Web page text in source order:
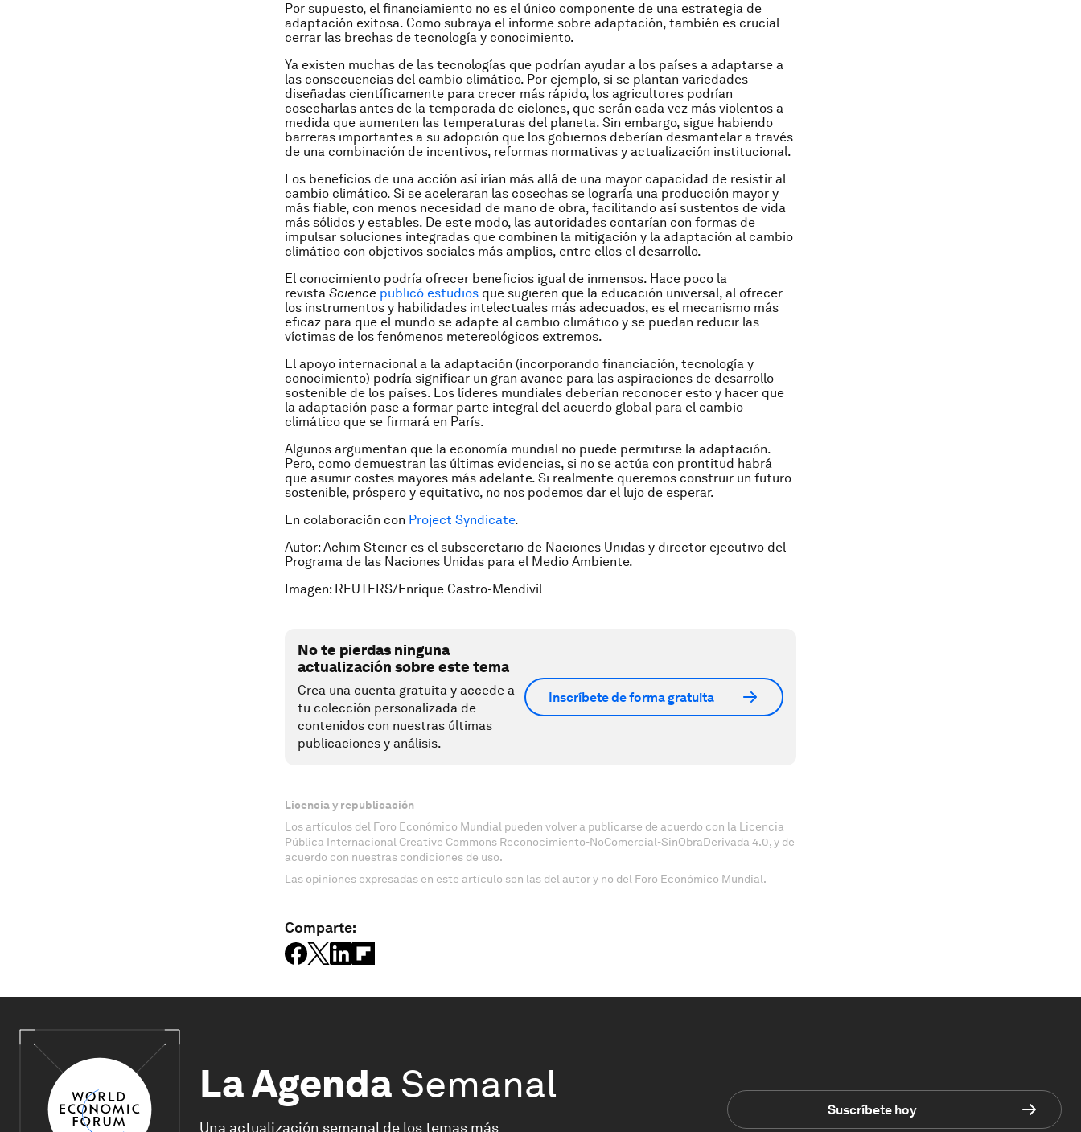
Por supuesto, el financiamiento no es el único componente de una estrategia de
adaptación exitosa. Como subraya el informe sobre adaptación, también es crucial
cerrar las brechas de tecnología y conocimiento.
Ya existen muchas de las tecnologías que podrían ayudar a los países a adaptarse a
las consecuencias del cambio climático. Por ejemplo, si se plantan variedades
diseñadas científicamente para crecer más rápido, los agricultores podrían
cosecharlas antes de la temporada de ciclones, que serán cada vez más violentos a
medida que aumenten las temperaturas del planeta. Sin embargo, sigue habiendo
barreras importantes a su adopción que los gobiernos deberían desmantelar a través
de una combinación de incentivos, reformas normativas y actualización institucional.
Los beneficios de una acción así irían más allá de una mayor capacidad de resistir al
cambio climático. Si se aceleraran las cosechas se lograría una producción mayor y
más fiable, con menos necesidad de mano de obra, facilitando así sustentos de vida
más sólidos y estables. De este modo, las autoridades contarían con formas de
impulsar soluciones integradas que combinen la mitigación y la adaptación al cambio
climático con objetivos sociales más amplios, entre ellos el desarrollo.
El conocimiento podría ofrecer beneficios igual de inmensos. Hace poco la
revista Science publicó estudios que sugieren que la educación universal, al ofrecer
los instrumentos y habilidades intelectuales más adecuados, es el mecanismo más
eficaz para que el mundo se adapte al cambio climático y se puedan reducir las
víctimas de los fenómenos metereológicos extremos.
El apoyo internacional a la adaptación (incorporando financiación, tecnología y
conocimiento) podría significar un gran avance para las aspiraciones de desarrollo
sostenible de los países. Los líderes mundiales deberían reconocer esto y hacer que
la adaptación pase a formar parte integral del acuerdo global para el cambio
climático que se firmará en París.
Algunos argumentan que la economía mundial no puede permitirse la adaptación.
Pero, como demuestran las últimas evidencias, si no se actúa con prontitud habrá
que asumir costes mayores más adelante. Si realmente queremos construir un futuro
sostenible, próspero y equitativo, no nos podemos dar el lujo de esperar.
En colaboración con Project Syndicate.
Autor: Achim Steiner es el subsecretario de Naciones Unidas y director ejecutivo del
Programa de las Naciones Unidas para el Medio Ambiente.
Imagen: REUTERS/Enrique Castro-Mendivil
No te pierdas ninguna
actualización sobre este tema
Crea una cuenta gratuita y accede a
tu colección personalizada de
contenidos con nuestras últimas
publicaciones y análisis.
Inscríbete de forma gratuita
Licencia y republicación
Los artículos del Foro Económico Mundial pueden volver a publicarse de acuerdo con la Licencia
Pública Internacional Creative Commons Reconocimiento-NoComercial-SinObraDerivada 4.0, y de
acuerdo con nuestras condiciones de uso.
Las opiniones expresadas en este artículo son las del autor y no del Foro Económico Mundial.
Comparte:
La Agenda Semanal
Una actualización semanal de los temas más
Suscríbete hoy